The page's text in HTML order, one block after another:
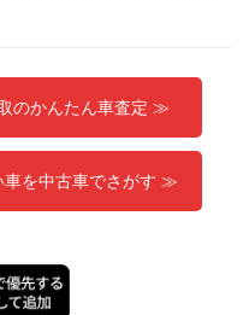
のかんたん車査定 ≫
車を中古車でさがす ≫